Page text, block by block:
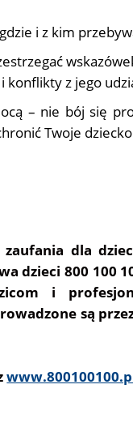
i z kim
z jego
– nie bój się
Twoje
zaufania dla
dzieci 800
i
są